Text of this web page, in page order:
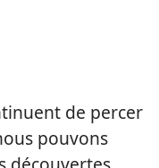
de percer
pouvons